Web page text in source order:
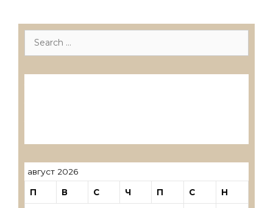
Search
август 2026
П В С Ч П С Н